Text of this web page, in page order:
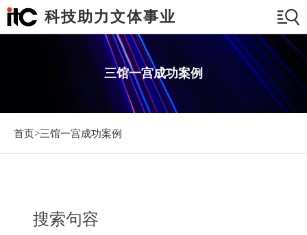
科技助力文体事业
三馆一宫成功案例
首页>三馆一宫成功案例
搜索句容